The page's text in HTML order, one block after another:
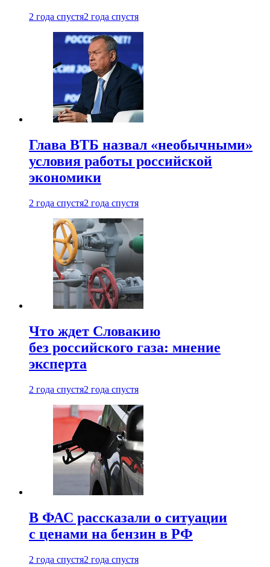
2 года спустя2 года спустя
Глава ВТБ назвал «необычными»
условия работы российской
экономики
2 года спустя2 года спустя
Что ждет Словакию
без российского газа: мнение
эксперта
2 года спустя2 года спустя
В ФАС рассказали о ситуации
с ценами на бензин в РФ
2 года спустя2 года спустя